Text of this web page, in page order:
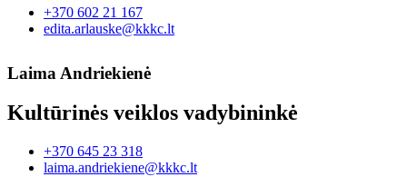
+370 602 21 167
edita.arlauske@kkkc.lt
Laima Andriekienė
Kultūrinės veiklos vadybininkė
+370 645 23 318
laima.andriekiene@kkkc.lt